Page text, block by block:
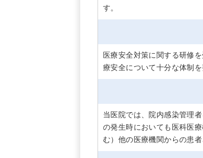
す。
医療安全対策に関する研修
療安全について十分な体制を
当医院では、院内感染管理
の発生時においても医科医
む）他の医療機関からの患